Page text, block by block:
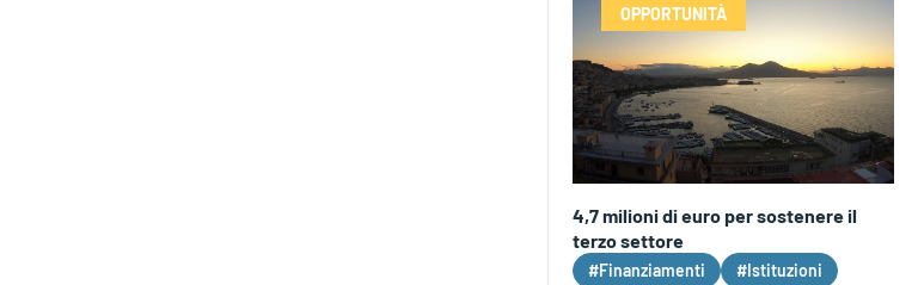
OPPORTUNITÀ
4,7 milioni di euro per sostenere il
terzo settore
#Finanziamenti #Istituzioni